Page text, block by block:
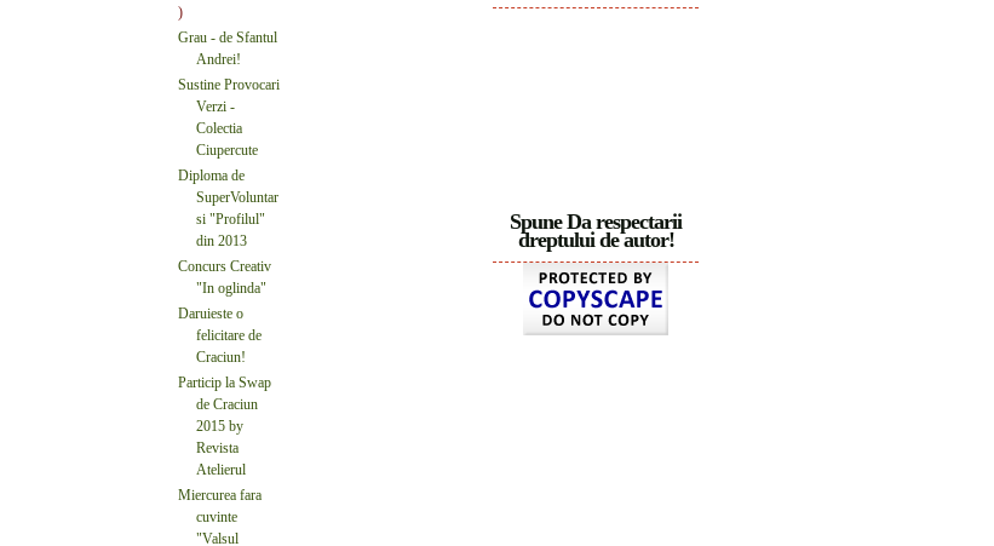
Spune Da respectarii
dreptului de autor!
)
Grau - de Sfantul
Andrei!
Sustine Provocari
Verzi -
Colectia
Ciupercute
Diploma de
SuperVoluntar
si "Profilul"
din 2013
Concurs Creativ
"In oglinda"
Daruieste o
felicitare de
Craciun!
Particip la Swap
de Craciun
2015 by
Revista
Atelierul
Miercurea fara
cuvinte
"Valsul